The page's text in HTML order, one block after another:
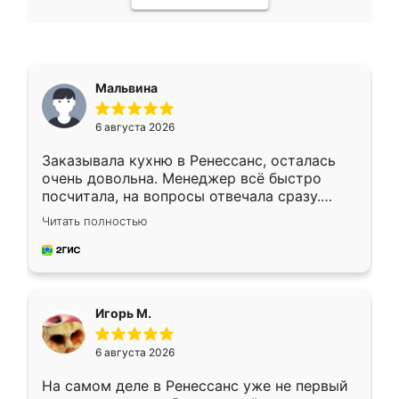
Мальвина
6 августа 2026
Заказывала кухню в Ренессанс, осталась
очень довольна. Менеджер всё быстро
посчитала, на вопросы отвечала сразу.
Замерщик приехал в субботу, подошёл к
делу со всей ответственностью. Собрали
за день, ребята работали аккуратно, даже
Читать полностью
Игорь М.
6 августа 2026
На самом деле в Ренессанс уже не первый